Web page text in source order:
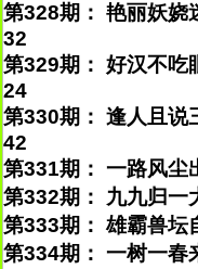
第328期： 艳丽妖娆
32
第329期： 好汉不吃
24
第330期： 逢人且说
42
第331期： 一路风尘
第332期： 九九归一
第333期： 雄霸兽坛
第334期： 一树一春